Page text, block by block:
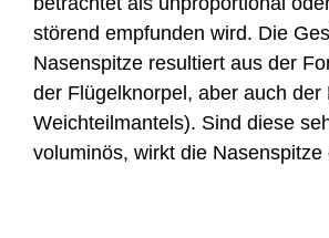
störend empfunden wird. Die
Nasenspitze resultiert aus der
der Flügelknorpel, aber auch der
Weichteilmantels). Sind diese
voluminös, wirkt die Nasenspitze